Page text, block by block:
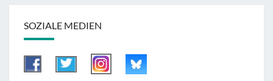
SOZIALE MEDIEN